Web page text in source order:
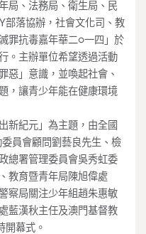
局、法務局、衛生局、 民
部落協辦，社會文化司、 教
罪抗毒嘉年華二○一四」 於
。 主辦單位希望透過活動
惡」 意識，並喚起社會、
， 讓青少年能在健康環境
新紀元」為主題，由全國
員會顧問劉藝良先生、檢
總署管理委員會吳秀虹委
教育暨青年局陳旭偉處
察局關注少年組趙朱惠敏
藍漢秋主任及澳門基督教
開幕式。